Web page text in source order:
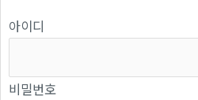
기아이디
비밀번호